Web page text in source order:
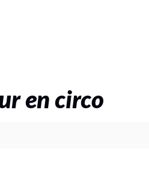
en circo